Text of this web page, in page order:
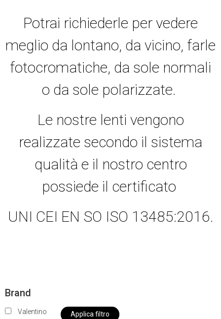
Potrai richiederle per vedere
meglio da lontano, da vicino, farle
fotocromatiche, da sole normali
o da sole polarizzate.
Le nostre lenti vengono
realizzate secondo il sistema
qualità e il nostro centro
possiede il certificato
UNI CEI EN SO ISO 13485:2016.
Brand
Valentino Applica filtro